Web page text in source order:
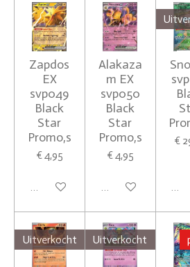
Zapdos
EX
svp049
Black
Star
Promo,s
€ 4,95
In winkelwagen
Alakaza
m EX
svp050
Black
Star
Promo,s
€ 4,95
In winkelwagen
€
Uitverkocht Uitverkocht